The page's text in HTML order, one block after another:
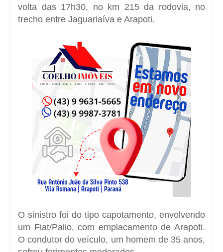
volta das 17h30, no km 215 da rodovia, no
trecho entre Jaguariaíva e Arapoti.
O sinistro foi do tipo capotamento, envolvendo
um Fiat/Palio, com emplacamento de Arapoti.
O condutor do veículo, um homem de 35 anos,